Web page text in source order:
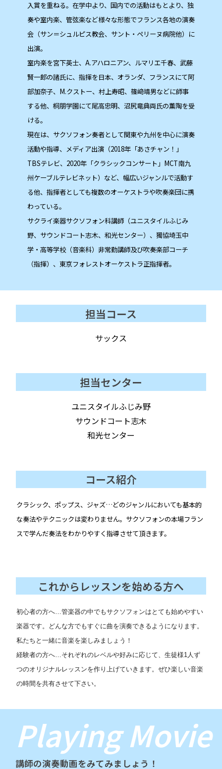
入賞を重ねる。在学中より、国内での活動はもとより、独
奏や室内楽、管弦楽など様々な形態でフランス各地の演奏
会（サン＝シュルピス教会、サント・ペリーヌ病院他）に
出演。
室内楽を宮下英士、A.アハロニアン、ルマリエ千春、武藤
賢一郎の諸氏に、指揮を日本、オランダ、フランスにて阿
部加奈子、M.クストー、村上寿昭、篠﨑靖男などに師事
する他、桐朋学園にて尾高忠明、沼尻竜典両氏の薫陶を受
ける。
現在は、サクソフォン奏者として関東や九州を中心に演奏
活動や指導、メディア出演（2018年「あさチャン！」
TBSテレビ、2020年「クラシックコンサート」MCT南九
州ケーブルテレビネット）など、幅広いジャンルで活動す
る他、指揮者としても複数のオーケストラや吹奏楽団に携
わっている。
サクライ楽器サクソフォン科講師（ユニスタイルふじみ
野、サウンドコート志木、和光センター）、獨協埼玉中
学・高等学校（音楽科）非常勤講師及び吹奏楽部コーチ
（指揮）、東京フォレストオーケストラ正指揮者。
担当コース
サックス
担当センター
ユニスタイルふじみ野
サウンドコート志木
和光センター
コース紹介
クラシック、ポップス、ジャズ…どのジャンルにおいても基本的
な奏法やテクニックは変わりません。サクソフォンの本場フラン
スで学んだ奏法をわかりやすく指導させて頂きます。
これからレッスンを始める方へ
初心者の方へ…管楽器の中でもサクソフォンはとても始めやすい
楽器です。どんな方でもすぐに曲を演奏できるようになります。
私たちと一緒に音楽を楽しみましょう！
経験者の方へ…それぞれのレベルや好みに応じて、生徒様1人ず
つのオリジナルレッスンを作り上げていきます。ぜひ楽しい音楽
の時間を共有させて下さい。
Playing Movie
講師の演奏動画をみてみましょう！